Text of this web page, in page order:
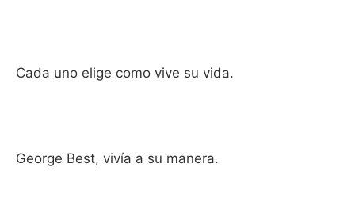
Cada uno elige como vive su vida.
George Best, vivía a su manera.